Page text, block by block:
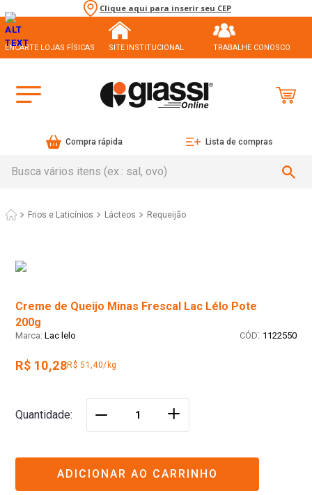
Clique aqui para inserir seu CEP
ENCARTE LOJAS FÍSICAS SITE INSTITUCIONAL TRABALHE CONOSCO
Compra rápida Lista de compras
Frios e Laticínios Lácteos Requeijão
Creme de Queijo Minas Frescal Lac Lélo Pote
200g
Lac lelo : 1122550
R$ 10,28R$ 51,40/kg
Quantidade ＋
ADICIONAR AO CARRINHO